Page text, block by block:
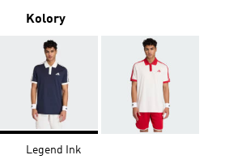
Kolory
Legend Ink